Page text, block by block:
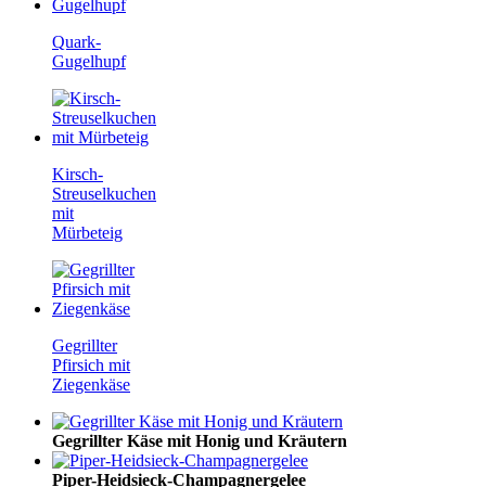
Quark-
Gugelhupf
Kirsch-
Streuselkuchen
mit
Mürbeteig
Gegrillter
Pfirsich mit
Ziegenkäse
Gegrillter Käse mit Honig und Kräutern
Piper-Heidsieck-Champagnergelee